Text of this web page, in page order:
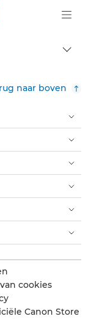
Canon Logo, back
naar boven
cookies
Canon Store